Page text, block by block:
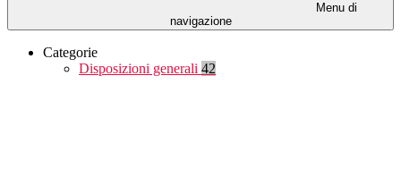
Menu di
navigazione
Categorie
Disposizioni generali 42